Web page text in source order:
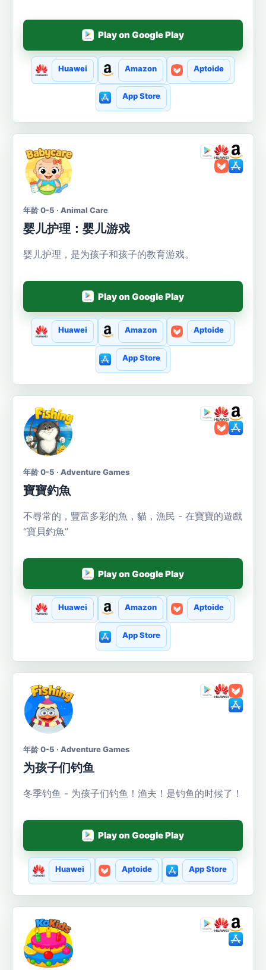
Play on Google Play
Huawei Amazon Aptoide
App Store
年龄 0-5 · Animal Care
婴儿护理：婴儿游戏
婴儿护理，是为孩子和孩子的教育游戏。
Play on Google Play
Huawei Amazon Aptoide
App Store
年龄 0-5 · Adventure Games
寶寶釣魚
不尋常的，豐富多彩的魚，貓，漁民 - 在寶寶的遊戲
“寶貝釣魚”
Play on Google Play
Huawei Amazon Aptoide
App Store
年龄 0-5 · Adventure Games
为孩子们钓鱼
冬季钓鱼 - 为孩子们钓鱼！渔夫！是钓鱼的时候了！
Play on Google Play
Huawei Aptoide App Store